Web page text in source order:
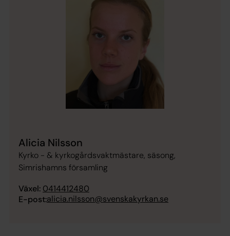
Alicia Nilsson
Kyrko - & kyrkogårdsvaktmästare, säsong,
Simrishamns församling
Växel: 0414412480
E-post:alicia.nilsson@svenskakyrkan.se